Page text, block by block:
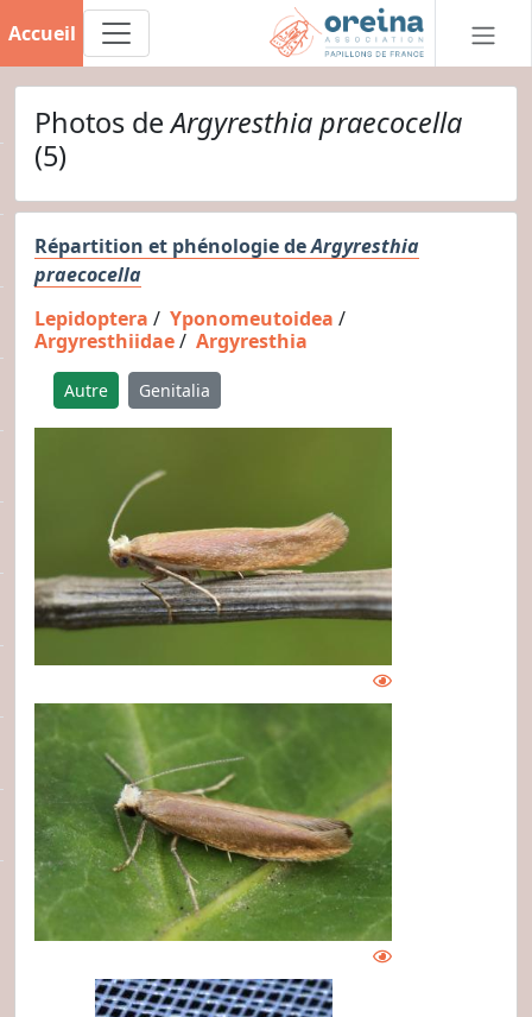
Accueil
Photos deArgyresthia praecocella
(5)
Répartition et phénologie deArgyresthia
praecocella
Lepidoptera / Yponomeutoidea /
Argyresthiidae/ Argyresthia
Autre Genitalia